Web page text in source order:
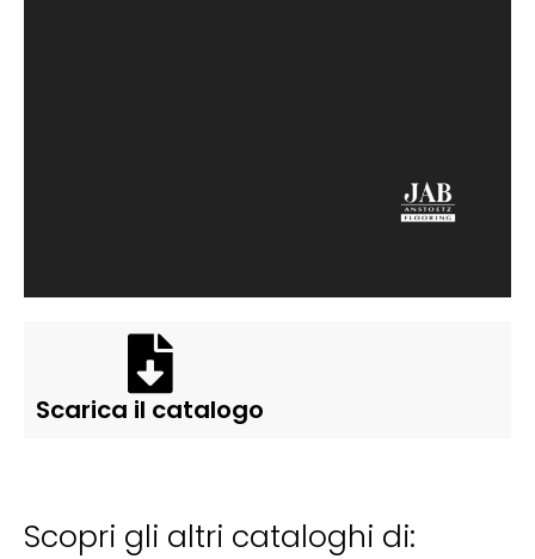
Scarica il catalogo
Scopri gli altri cataloghi di: